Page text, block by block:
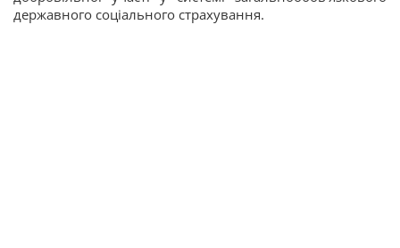
державного соціального страхування.